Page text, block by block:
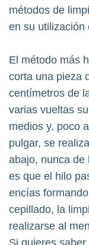
métodos de
en su utilización
El método más
corta una pieza
centímetros de
varias vueltas
medios y, poco
pulgar, se
abajo, nunca de
es que el hilo
encías formando
cepillado, la
realizarse al
Si quieres